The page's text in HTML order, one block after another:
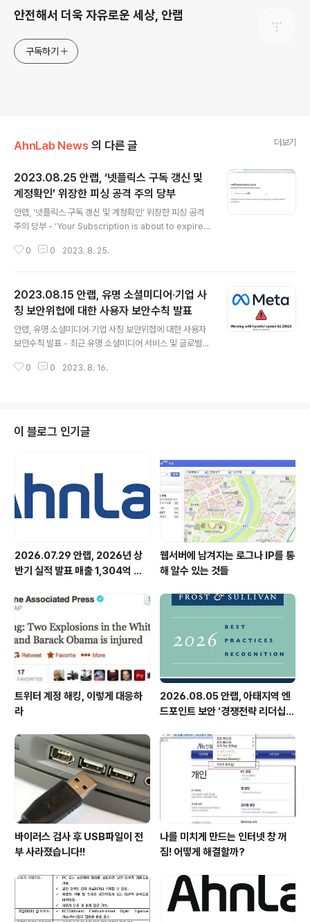
안전해서 더욱 자유로운 세상, 안랩
구독하기
AhnLab News 의 다른 글 더보기
2023.08.25 안랩, ‘넷플릭스 구독 갱신 및
계정확인’ 위장한 피싱 공격 주의 당부
안랩, ‘넷플릭스 구독 갱신 및 계정확인’ 위장한 피싱 공격
주의 당부 - ‘Your Subscription is about to expire
L 유포 - 사용자 의심을 피하기 위해 피싱 사이트에 연결하
신자 꼼꼼히 확인 ▲수상한 메일 내 첨부파일 및 URL 실행
금지 ▲V3 등 백신 프로그램 최신버전 유지 및 피싱 사이
트 차단 기능 활성화 ▲사용중인 프로그램의 최신버전 유
지 및 보안 패치 적용 등 기본 보안수칙 준수 필요 안랩(대
및 계정확인’을 위장한 피싱 공격 사..
0 0 2023. 8. 25.
2023.08.15 안랩, 유명 소셜미디어∙기업 사
칭 보안위협에 대한 사용자 보안수칙 발표
안랩, 유명 소셜미디어∙기업 사칭 보안위협에 대한 사용자
보안수칙 발표 - 최근 유명 소셜미디어 서비스 및 글로벌
피싱 공격 지속적으로 발견 - 사용자가 URL에 접속해 무
계 인증 기능 활용 ▲성실한 패스워드 관리 등 보안수칙 준
수 필요 최근 텔레그램을 사칭한 피싱 공격이 다수 피해를
격이 발견되고 있어 주의가 필요하다. 안랩(대표 강석균, w
ww.ahnlab.com )은 유명 소셜미디어 서비스 제공기업
이나 글로벌 빅테크 기업..
0 0 2023. 8. 16.
이 블로그 인기글
2026.07.29 안랩, 2026년 상
반기 실적 발표 매출 1,304억 원,
웹서버에 남겨지는 로그나 IP를 통
해 알수 있는 것들
트위터 계정 해킹, 이렇게 대응하
라
2026.08.05 안랩, 아태지역 엔
드포인트 보안 ‘경쟁전략 리더십’
바이러스 검사 후 USB파일이 전
부 사라졌습니다!!
나를 미치게 만드는 인터넷 창 꺼
짐! 어떻게 해결할까?